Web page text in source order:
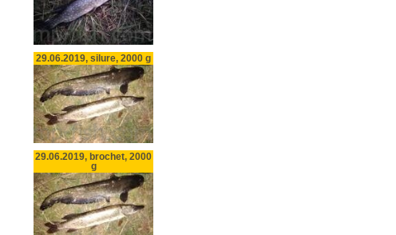
29.06.2019, silure, 2000 g
29.06.2019, brochet, 2000
g